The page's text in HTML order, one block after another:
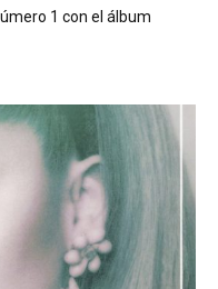
1 con el álbum